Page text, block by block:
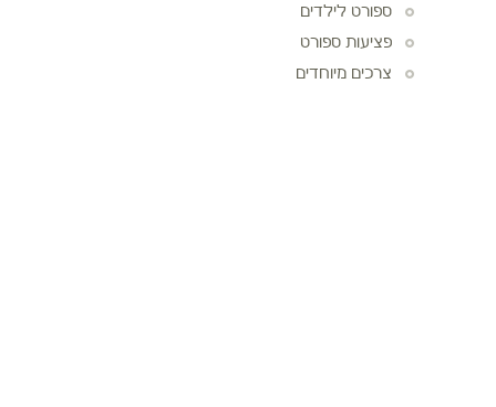
ספורט לילדים
פציעות ספורט
צרכים מיוחדים